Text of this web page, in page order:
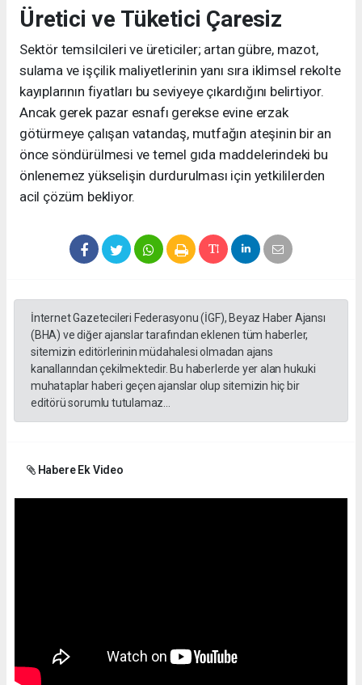
Üretici ve Tüketici Çaresiz
Sektör temsilcileri ve üreticiler; artan gübre, mazot,
sulama ve işçilik maliyetlerinin yanı sıra iklimsel rekolte
kayıplarının fiyatları bu seviyeye çıkardığını belirtiyor.
Ancak gerek pazar esnafı gerekse evine erzak
götürmeye çalışan vatandaş, mutfağın ateşinin bir an
önce söndürülmesi ve temel gıda maddelerindeki bu
önlenemez yükselişin durdurulması için yetkililerden
acil çözüm bekliyor.
İnternet Gazetecileri Federasyonu (İGF), Beyaz Haber Ajansı
(BHA) ve diğer ajanslar tarafından eklenen tüm haberler,
sitemizin editörlerinin müdahalesi olmadan ajans
kanallarından çekilmektedir. Bu haberlerde yer alan hukuki
muhataplar haberi geçen ajanslar olup sitemizin hiç bir
editörü sorumlu tutulamaz...
Habere Ek Video